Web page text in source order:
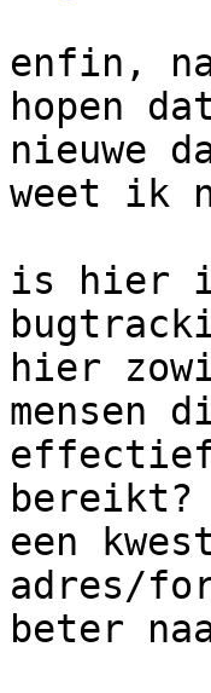
enfin,
hopen
nieuwe
weet ik
is hier
hier
mensen
effectief
bereikt?
een
adres/
beter